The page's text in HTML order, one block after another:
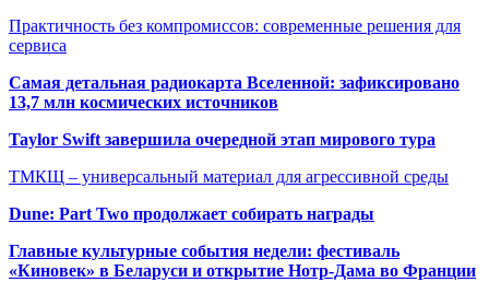
Практичность без компромиссов: современные решения для
сервиса
Самая детальная радиокарта Вселенной: зафиксировано
13,7 млн космических источников
Taylor Swift завершила очередной этап мирового тура
ТМКЩ – универсальный материал для агрессивной среды
Dune: Part Two продолжает собирать награды
Главные культурные события недели: фестиваль
«Киновек» в Беларуси и открытие Нотр-Дама во Франции